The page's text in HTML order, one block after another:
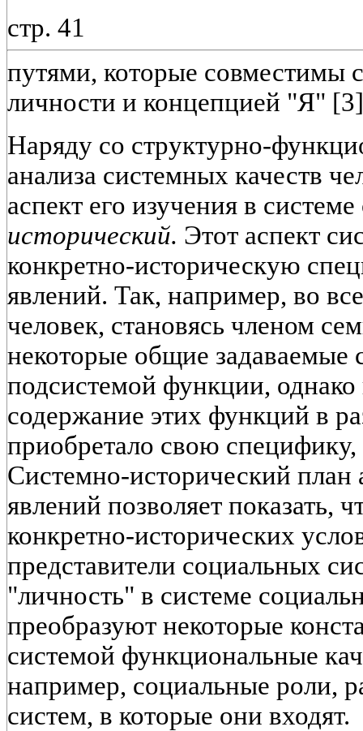
стр. 41
путями, которые совместимы
личности и концепцией "Я"
Наряду со структурно-
анализа системных качеств
аспект его изучения в
исторический. Этот аспект
конкретно-историческую
явлений. Так, например, во
человек, становясь членом
некоторые общие задаваемые
подсистемой функции, однако
содержание этих функций в
приобретало свою
Системно-исторический план
явлений позволяет показать,
конкретно-исторических
представители социальных
"личность" в системе
преобразуют некоторые
системой функциональные
например, социальные роли,
систем, в которые они входят.